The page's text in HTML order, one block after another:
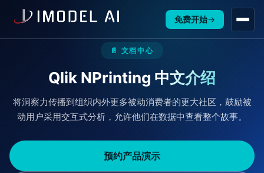
免费开始→
📄 文档中心
Qlik NPrinting 中文介绍
将洞察力传播到组织内外更多被动消费者的更大社区，鼓励被
动用户采用交互式分析，允许他们在数据中查看整个故事。
预约产品演示